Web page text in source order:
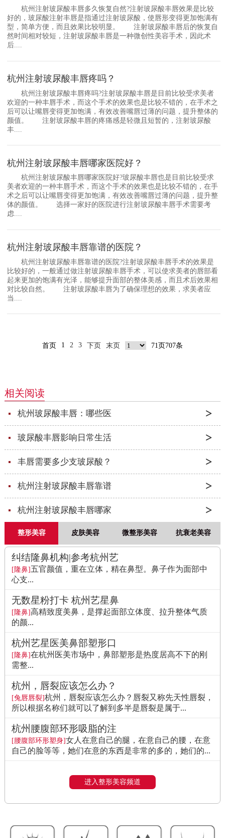
杭州注射玻尿酸丰唇多久恢复自然?注射玻尿酸丰唇效果是比较
好的，玻尿酸注射丰唇是指通过注射玻尿酸，使唇形变得更加饱满有
型，简单方便，而且效果比较明显。 注射玻尿酸丰唇后的恢复自
然时间相对较短，注射玻尿酸丰唇是一种微创性美容手术，因此术
后....
杭州注射玻尿酸丰唇疼吗？
杭州注射玻尿酸丰唇疼吗?注射玻尿酸丰唇是目前比较受求美者
欢迎的一种丰唇手术，而这个手术的效果也是比较不错的，在手术之
后可以让嘴唇变得更加饱满，有效改善嘴唇过薄的问题，提升整体的
颜值。 注射玻尿酸丰唇的疼痛感是轻微且短暂的，注射玻尿酸
丰....
杭州注射玻尿酸丰唇哪家医院好？
杭州注射玻尿酸丰唇哪家医院好?玻尿酸丰唇也是目前比较受求
美者欢迎的一种丰唇手术，而这个手术的效果也是比较不错的，在手
术之后可以让嘴唇变得更加饱满，有效改善嘴唇过薄的问题，提升整
体的颜值。 选择一家好的医院进行注射玻尿酸丰唇手术需要考
虑....
杭州注射玻尿酸丰唇靠谱的医院？
杭州注射玻尿酸丰唇靠谱的医院?注射玻尿酸丰唇手术的效果是
比较好的，一般通过做注射玻尿酸丰唇手术，可以使求美者的唇部看
起来更加的饱满有光泽，能够提升面部的整体美感，而且术后效果相
对比较自然。 注射玻尿酸丰唇为了确保理想的效果，求美者应
当....
首页 1 2 3 下页 末页 71页707条
相关阅读
杭州玻尿酸丰唇：哪些医
玻尿酸丰唇影响日常生活
丰唇需要多少支玻尿酸？
杭州注射玻尿酸丰唇靠谱
杭州注射玻尿酸丰唇哪家
整形美容 皮肤美容 微整形美容 抗衰老美容
纠结隆鼻机构|参考杭州艺
[隆鼻]五官颜值，重在立体，精在鼻型。鼻子作为面部中
心支...
无数星粉打卡 杭州艺星鼻
[隆鼻]高精致度美鼻，是撑起面部立体度、拉升整体气质
的颜...
杭州艺星医美鼻部塑形口
[隆鼻]在杭州医美市场中，鼻部塑形是热度居高不下的刚
需整...
杭州，唇裂应该怎么办？
[兔唇唇裂]杭州，唇裂应该怎么办？唇裂又称先天性唇裂，
所以根据名称们就可以了解到多半是唇裂是属于...
杭州腰腹部环形吸脂的注
[腰腹部环形塑身]女人在意自己的腿，在意自己的腰，在意
自己的脸等等，她们在意的东西是非常的多的，她们的...
进入整形美容频道